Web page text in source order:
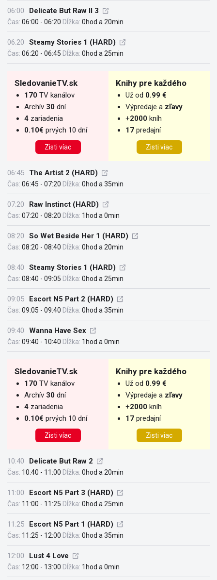
06:00 Delicate But Raw II 3
Čas: 06:00 - 06:20 Dĺžka: 0hod a 20min
06:20 Steamy Stories 1 (HARD)
Čas: 06:20 - 06:45 Dĺžka: 0hod a 25min
SledovanieTV.sk
170 TV kanálov
Archív 30 dní
4 zariadenia
0.10€ prvých 10 dní
Zisti víac
Knihy pre každého
Už od 0.99 €
Výpredaje a zľavy
+2000 kníh
17 predajní
Zisti viac
06:45 The Artist 2 (HARD)
Čas: 06:45 - 07:20 Dĺžka: 0hod a 35min
07:20 Raw Instinct (HARD)
Čas: 07:20 - 08:20 Dĺžka: 1hod a 0min
08:20 So Wet Beside Her 1 (HARD)
Čas: 08:20 - 08:40 Dĺžka: 0hod a 20min
08:40 Steamy Stories 1 (HARD)
Čas: 08:40 - 09:05 Dĺžka: 0hod a 25min
09:05 Escort N5 Part 2 (HARD)
Čas: 09:05 - 09:40 Dĺžka: 0hod a 35min
09:40 Wanna Have Sex
Čas: 09:40 - 10:40 Dĺžka: 1hod a 0min
SledovanieTV.sk
170 TV kanálov
Archív 30 dní
4 zariadenia
0.10€ prvých 10 dní
Zisti víac
Knihy pre každého
Už od 0.99 €
Výpredaje a zľavy
+2000 kníh
17 predajní
Zisti viac
10:40 Delicate But Raw 2
Čas: 10:40 - 11:00 Dĺžka: 0hod a 20min
11:00 Escort N5 Part 3 (HARD)
Čas: 11:00 - 11:25 Dĺžka: 0hod a 25min
11:25 Escort N5 Part 1 (HARD)
Čas: 11:25 - 12:00 Dĺžka: 0hod a 35min
12:00 Lust 4 Love
Čas: 12:00 - 13:00 Dĺžka: 1hod a 0min